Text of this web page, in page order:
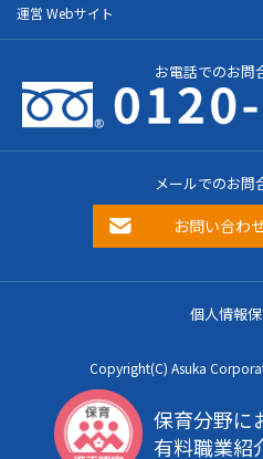
運営 Webサイト
お電話でのお問
メールでのお問
お問い合わ
個人情報
Copyright(C) Asuka
保育分野に
有料職業紹